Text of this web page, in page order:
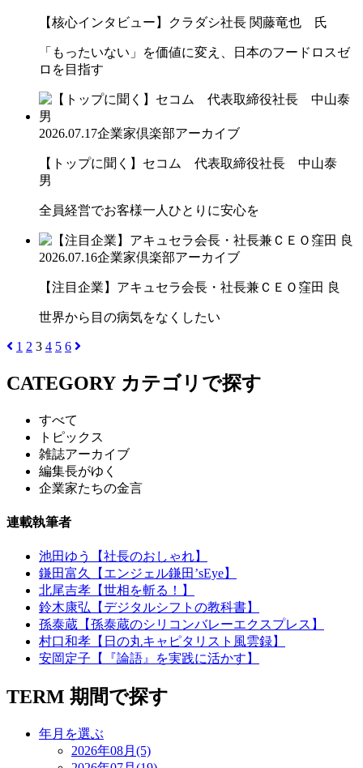
【核心インタビュー】クラダシ社長 関藤竜也 氏
「もったいない」を価値に変え、日本のフードロスゼ
ロを目指す
2026.07.17企業家倶楽部アーカイブ
【トップに聞く】セコム 代表取締役社長 中山泰
男
全員経営でお客様一人ひとりに安心を
2026.07.16企業家倶楽部アーカイブ
【注目企業】アキュセラ会長・社長兼ＣＥＯ窪田 良
世界から目の病気をなくしたい
1 2 3 4 5 6
CATEGORY カテゴリで探す
すべて
トピックス
雑誌アーカイブ
編集長がゆく
企業家たちの金言
連載執筆者
池田ゆう【社長のおしゃれ】
鎌田富久【エンジェル鎌田’sEye】
北尾吉孝【世相を斬る！】
鈴木康弘【デジタルシフトの教科書】
孫泰蔵【孫泰蔵のシリコンバレーエクスプレス】
村口和孝【日の丸キャピタリスト風雲録】
安岡定子【『論語』を実践に活かす】
TERM 期間で探す
年月を選ぶ
2026年08月(5)